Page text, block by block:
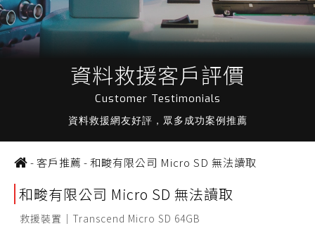
資料救援客戶評價
Customer Testimonials
資料救援網友好評，眾多成功案例推薦
-客戶推薦 -和畯有限公司 Micro SD 無法讀取
和畯有限公司 Micro SD 無法讀取
救援裝置｜Transcend Micro SD 64GB